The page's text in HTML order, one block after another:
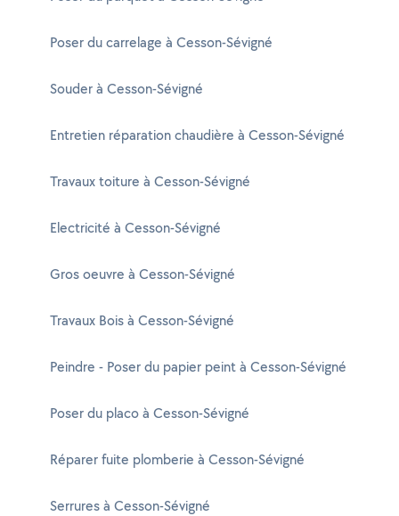
Poser du carrelage à Cesson-Sévigné
Souder à Cesson-Sévigné
Entretien réparation chaudière à Cesson-Sévigné
Travaux toiture à Cesson-Sévigné
Electricité à Cesson-Sévigné
Gros oeuvre à Cesson-Sévigné
Travaux Bois à Cesson-Sévigné
Peindre - Poser du papier peint à Cesson-Sévigné
Poser du placo à Cesson-Sévigné
Réparer fuite plomberie à Cesson-Sévigné
Serrures à Cesson-Sévigné